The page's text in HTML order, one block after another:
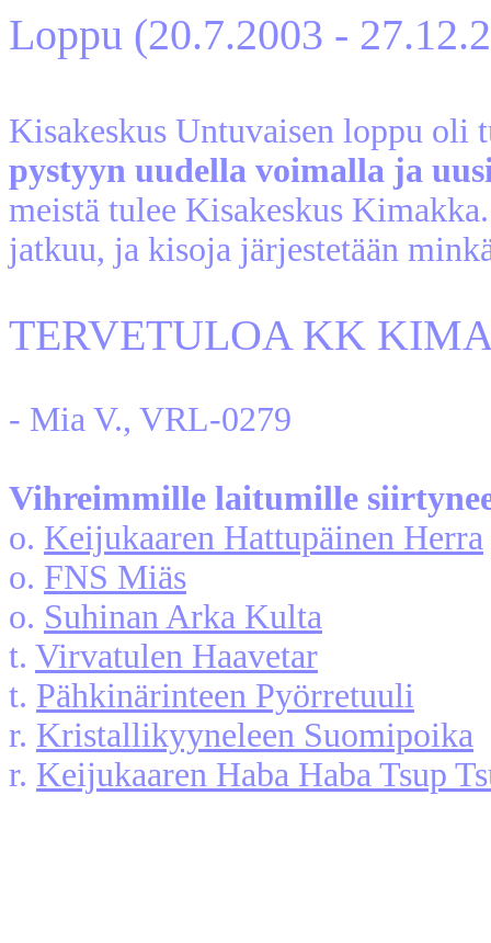
Loppu (20.7.2003 -
Kisakeskus Untuvaisen loppu oli
pystyyn uudella voimalla ja
meistä tulee Kisakeskus
jatkuu, ja kisoja järjestetään
TERVETULOA KK
- Mia V., VRL-0279
Vihreimmille laitumille
o. Keijukaaren Hattupäinen Herra
o. FNS Miäs
o. Suhinan Arka Kulta
t. Virvatulen Haavetar
t. Pähkinärinteen Pyörretuuli
r. Kristallikyyneleen Suomipoika
r. Keijukaaren Haba Haba Tsup